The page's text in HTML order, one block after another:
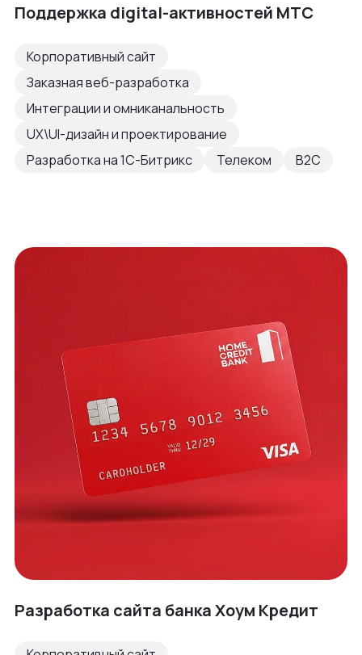
Поддержка digital-активностей МТС
Корпоративный сайт
Заказная веб-разработка
Интеграции и омниканальность
UX\UI-дизайн и проектирование
Разработка на 1С-Битрикс
Телеком B2C
Разработка сайта банка Хоум Кредит